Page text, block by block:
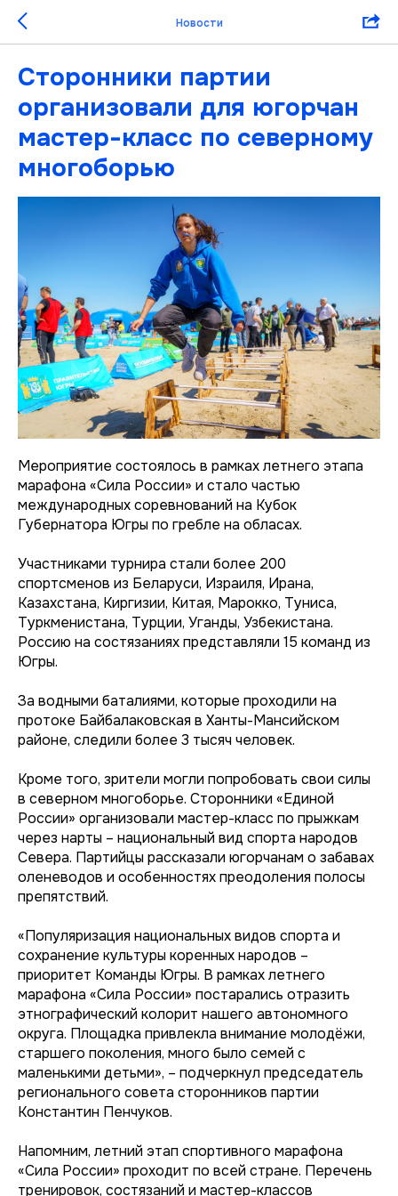
Новости
Сторонники партии
организовали для югорчан
мастер-класс по северному
многоборью
Мероприятие состоялось в рамках летнего этапа
марафона «Сила России» и стало частью
международных соревнований на Кубок
Губернатора Югры по гребле на обласах.
Участниками турнира стали более 200
спортсменов из Беларуси, Израиля, Ирана,
Казахстана, Киргизии, Китая, Марокко, Туниса,
Туркменистана, Турции, Уганды, Узбекистана.
Россию на состязаниях представляли 15 команд из
Югры.
За водными баталиями, которые проходили на
протоке Байбалаковская в Ханты-Мансийском
районе, следили более 3 тысяч человек.
Кроме того, зрители могли попробовать свои силы
в северном многоборье. Сторонники «Единой
России» организовали мастер-класс по прыжкам
через нарты – национальный вид спорта народов
Севера. Партийцы рассказали югорчанам о забавах
оленеводов и особенностях преодоления полосы
препятствий.
«Популяризация национальных видов спорта и
сохранение культуры коренных народов –
приоритет Команды Югры. В рамках летнего
марафона «Сила России» постарались отразить
этнографический колорит нашего автономного
округа. Площадка привлекла внимание молодёжи,
старшего поколения, много было семей с
маленькими детьми», – подчеркнул председатель
регионального совета сторонников партии
Константин Пенчуков.
Напомним, летний этап спортивного марафона
«Сила России» проходит по всей стране. Перечень
тренировок, состязаний и мастер-классов